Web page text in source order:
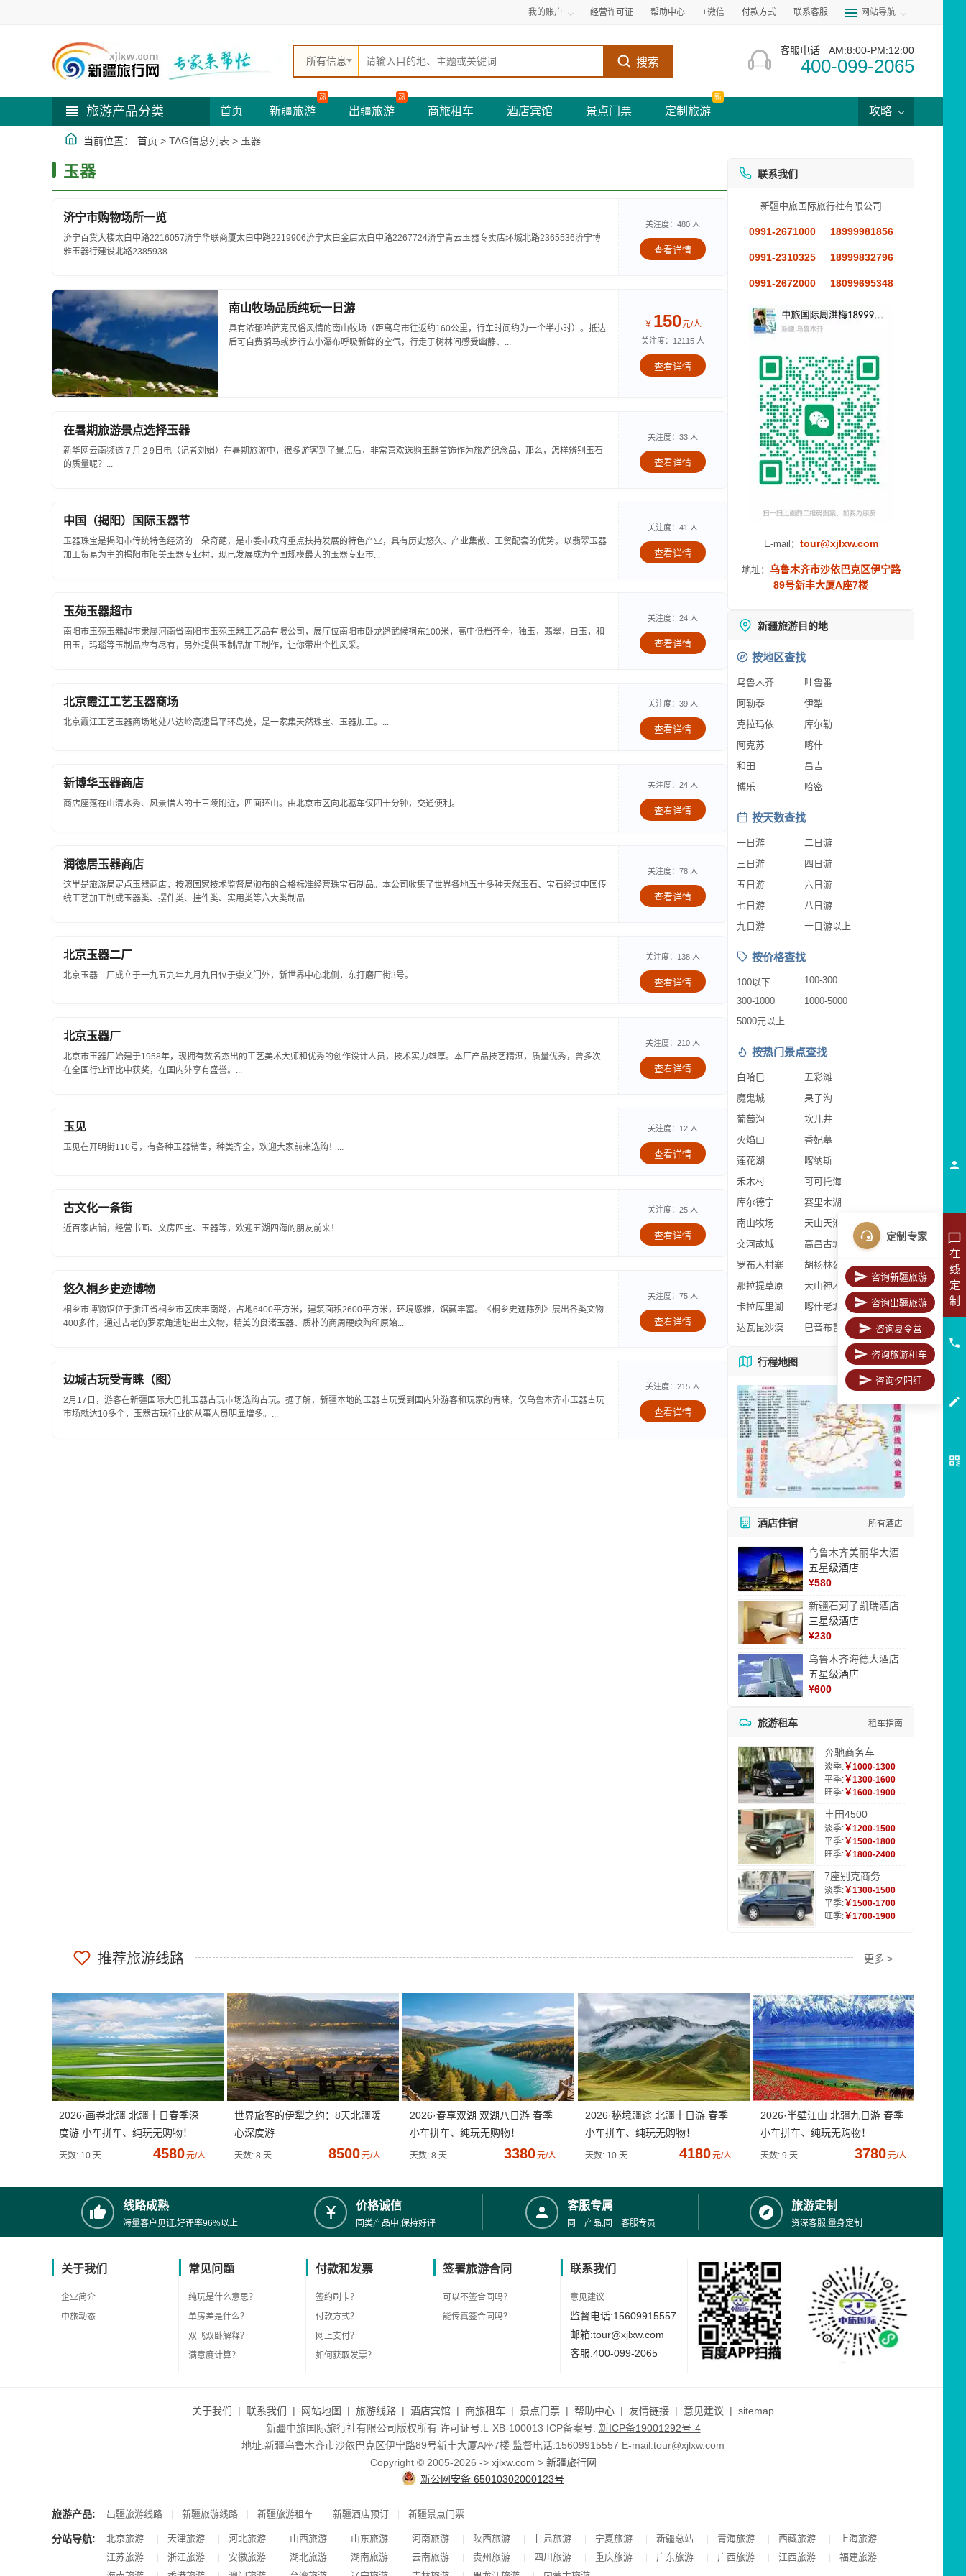
我的账户 经营许可证 帮助中心 +微信 付款方式 联系客服 网站导航
所有信息 搜索
客服电话 AM:8:00-PM:12:00
400-099-2065
旅游产品分类 首页 新疆旅游
热
出疆旅游
热
商旅租车 酒店宾馆 景点门票 定制旅游
新
攻略
当前位置： 首页 > TAG信息列表 > 玉器
玉器
济宁市购物场所一览
济宁百货大楼太白中路2216057济宁华联商厦太白中路2219906济宁太白金店太白中路2267724济宁青云玉器专卖店环城北路2365536济宁博
雅玉器行建设北路2385938...
关注度：480 人
查看详情
南山牧场品质纯玩一日游
具有浓郁哈萨克民俗风情的南山牧场（距离乌市往返约160公里，行车时间约为一个半小时）。抵达
后可自费骑马或步行去小瀑布呼吸新鲜的空气，行走于树林间感受幽静、...
￥ 150元/人
关注度：12115 人
查看详情
在暑期旅游景点选择玉器
新华网云南频道７月２9日电（记者刘娟）在暑期旅游中，很多游客到了景点后，非常喜欢选购玉器首饰作为旅游纪念品，那么，怎样辨别玉石
的质量呢？...
关注度：33 人
查看详情
中国（揭阳）国际玉器节
玉器珠宝是揭阳市传统特色经济的一朵奇葩，是市委市政府重点扶持发展的特色产业，具有历史悠久、产业集散、工贸配套的优势。以翡翠玉器
加工贸易为主的揭阳市阳美玉器专业村，现已发展成为全国规模最大的玉器专业市...
关注度：41 人
查看详情
玉苑玉器超市
南阳市玉苑玉器超市隶属河南省南阳市玉苑玉器工艺品有限公司，展厅位南阳市卧龙路武候祠东100米，高中低档齐全，独玉，翡翠，白玉，和
田玉，玛瑙等玉制品应有尽有，另外提供玉制品加工制作，让你带出个性风采。...
关注度：24 人
查看详情
北京霞江工艺玉器商场
北京霞江工艺玉器商场地处八达岭高速昌平环岛处，是一家集天然珠宝、玉器加工。...
关注度：39 人
查看详情
新博华玉器商店
商店座落在山清水秀、风景惜人的十三陵附近，四面环山。由北京市区向北驱车仅四十分钟，交通便利。...
关注度：24 人
查看详情
润德居玉器商店
这里是旅游局定点玉器商店，按照国家技术监督局颁布的合格标准经营珠宝石制品。本公司收集了世界各地五十多种天然玉石、宝石经过中国传
统工艺加工制成玉器类、摆件类、挂件类、实用类等六大类制品....
关注度：78 人
查看详情
北京玉器二厂
北京玉器二厂成立于一九五九年九月九日位于崇文门外，新世界中心北侧，东打磨厂街3号。...
关注度：138 人
查看详情
北京玉器厂
北京市玉器厂始建于1958年，现拥有数名杰出的工艺美术大师和优秀的创作设计人员，技术实力雄厚。本厂产品技艺精湛，质量优秀，曾多次
在全国行业评比中获奖，在国内外享有盛誉。...
关注度：210 人
查看详情
玉见
玉见在开明街110号，有各种玉器销售，种类齐全，欢迎大家前来选购！...
关注度：12 人
查看详情
古文化一条街
近百家店铺，经营书画、文房四宝、玉器等，欢迎五湖四海的朋友前来！...
关注度：25 人
查看详情
悠久桐乡史迹博物
桐乡市博物馆位于浙江省桐乡市区庆丰南路，占地6400平方米，建筑面积2600平方米，环境悠雅，馆藏丰富。《桐乡史迹陈列》展出各类文物
400多件，通过古老的罗家角遗址出土文物，精美的良渚玉器、质朴的商周硬纹陶和原始...
关注度：75 人
查看详情
边城古玩受青睐（图）
2月17日，游客在新疆国际大巴扎玉器古玩市场选购古玩。据了解，新疆本地的玉器古玩受到国内外游客和玩家的青睐，仅乌鲁木齐市玉器古玩
市场就达10多个，玉器古玩行业的从事人员明显增多。...
关注度：215 人
查看详情
联系我们
新疆中旅国际旅行社有限公司
0991-2671000 18999981856
0991-2310325 18999832796
0991-2672000 18099695348
E-mail： tour@xjlxw.com
地址： 乌鲁木齐市沙依巴克区伊宁路
89号新丰大厦A座7楼
新疆旅游目的地
按地区查找
乌鲁木齐
吐鲁番
阿勒泰
伊犁
克拉玛依
库尔勒
阿克苏
喀什
和田
昌吉
博乐
哈密
按天数查找
一日游
二日游
三日游
四日游
五日游
六日游
七日游
八日游
九日游
十日游以上
按价格查找
100以下
100-300
300-1000
1000-5000
5000元以上
按热门景点查找
白哈巴
五彩滩
魔鬼城
果子沟
葡萄沟
坎儿井
火焰山
香妃墓
莲花湖
喀纳斯
禾木村
可可托海
库尔德宁
赛里木湖
南山牧场
天山天池
交河故城
高昌古城
罗布人村寨
胡杨林公园
那拉提草原
天山神木园
卡拉库里湖
喀什老城区
达瓦昆沙漠
巴音布鲁克
行程地图 更多地图
酒店住宿 所有酒店
乌鲁木齐美丽华大酒
五星级酒店
¥580
新疆石河子凯瑞酒店
三星级酒店
¥230
乌鲁木齐海德大酒店
五星级酒店
¥600
旅游租车 租车指南
奔驰商务车
淡季:￥1000-1300
平季:￥1300-1600
旺季:￥1600-1900
丰田4500
淡季:￥1200-1500
平季:￥1500-1800
旺季:￥1800-2400
7座别克商务
淡季:￥1300-1500
平季:￥1500-1700
旺季:￥1700-1900
推荐旅游线路 更多 >
2026·画卷北疆 北疆十日春季深
度游 小车拼车、纯玩无购物！
天数: 10 天 4580元/人
世界旅客的伊犁之约：8天北疆暖
心深度游
天数: 8 天 8500元/人
2026·春享双湖 双湖八日游 春季
小车拼车、纯玩无购物！
天数: 8 天 3380元/人
2026·秘境疆途 北疆十日游 春季
小车拼车、纯玩无购物！
天数: 10 天 4180元/人
2026·半壁江山 北疆九日游 春季
小车拼车、纯玩无购物！
天数: 9 天 3780元/人
线路成熟
海量客户见证,好评率96%以上
价格诚信
同类产品中,保持好评
客服专属
同一产品,同一客服专员
旅游定制
资深客服,量身定制
关于我们
企业简介
中旅动态
常见问题
纯玩是什么意思？
单房差是什么？
双飞双卧解释？
满意度计算？
付款和发票
签约刷卡？
付款方式？
网上支付？
如何获取发票？
签署旅游合同
可以不签合同吗？
能传真签合同吗？
联系我们
意见建议
监督电话:15609915557
邮箱:tour@xjlxw.com
客服:400-099-2065
关于我们 | 联系我们 | 网站地图 | 旅游线路 | 酒店宾馆 | 商旅租车 | 景点门票 | 帮助中心 | 友情链接 | 意见建议 | sitemap
新疆中旅国际旅行社有限公司版权所有 许可证号:L-XB-100013 ICP备案号: 新ICP备19001292号-4
地址:新疆乌鲁木齐市沙依巴克区伊宁路89号新丰大厦A座7楼 监督电话:15609915557 E-mail:tour@xjlxw.com
Copyright © 2005-2026 -> xjlxw.com > 新疆旅行网
新公网安备 65010302000123号
旅游产品: 出疆旅游线路 | 新疆旅游线路 | 新疆旅游租车 | 新疆酒店预订 | 新疆景点门票
分站导航: 北京旅游 | 天津旅游 | 河北旅游 | 山西旅游 | 山东旅游 | 河南旅游 | 陕西旅游 | 甘肃旅游 | 宁夏旅游 | 新疆总站 | 青海旅游 | 西藏旅游 | 上海旅游 |
江苏旅游 | 浙江旅游 | 安徽旅游 | 湖北旅游 | 湖南旅游 | 云南旅游 | 贵州旅游 | 四川旅游 | 重庆旅游 | 广东旅游 | 广西旅游 | 江西旅游 | 福建旅游 |
在
线
定
制
定制专家
咨询新疆旅游
咨询出疆旅游
咨询夏令营
咨询旅游租车
咨询夕阳红